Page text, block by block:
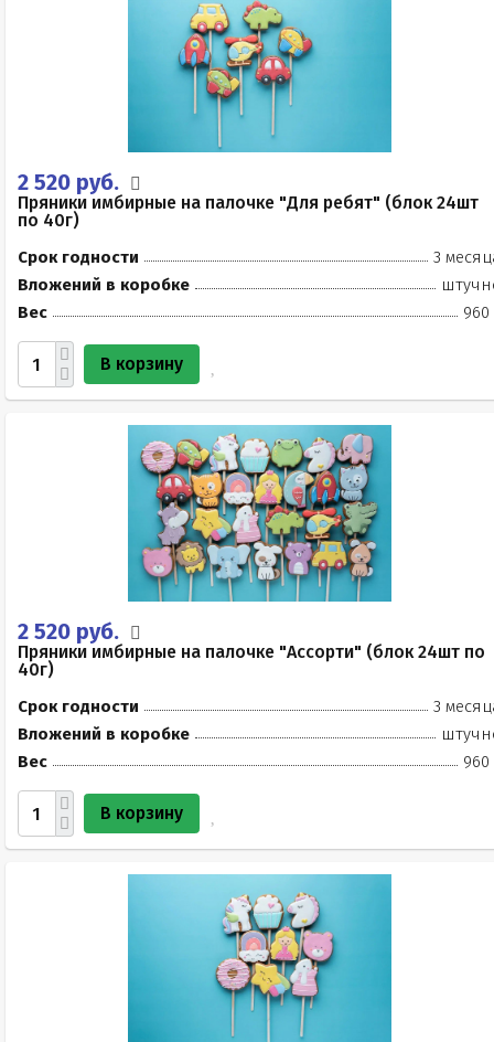
2 520 руб.
Пряники имбирные на палочке "Для ребят" (блок 24шт
по 40г)
Срок годности
3
Вложений в коробке
Вес
960
В корзину
2 520 руб.
Пряники имбирные на палочке "Ассорти" (блок 24шт по
40г)
Срок годности
3
Вложений в коробке
Вес
960
В корзину